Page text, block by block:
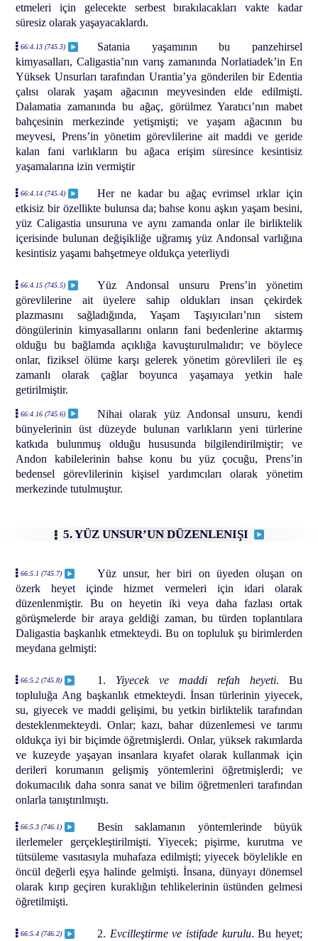
etmeleri için gelecekte serbest bırakılacakları vakte kadar
süresiz olarak yaşayacaklardı.
66:4.13 (745.3)
Satania yaşamının bu panzehirsel
kimyasalları, Caligastia’nın varış zamanında Norlatiadek’in En
Yüksek Unsurları tarafından Urantia’ya gönderilen bir Edentia
çalısı olarak yaşam ağacının meyvesinden elde edilmişti.
Dalamatia zamanında bu ağaç, görülmez Yaratıcı’nın mabet
bahçesinin merkezinde yetişmişti; ve yaşam ağacının bu
meyvesi, Prens’in yönetim görevlilerine ait maddi ve geride
kalan fani varlıkların bu ağaca erişim süresince kesintisiz
yaşamalarına izin vermiştir
66:4.14 (745.4)
Her ne kadar bu ağaç evrimsel ırklar için
etkisiz bir özellikte bulunsa da; bahse konu aşkın yaşam besini,
yüz Caligastia unsuruna ve aynı zamanda onlar ile birliktelik
içerisinde bulunan değişikliğe uğramış yüz Andonsal varlığına
kesintisiz yaşamı bahşetmeye oldukça yeterliydi
66:4.15 (745.5)
Yüz Andonsal unsuru Prens’in yönetim
görevlilerine ait üyelere sahip oldukları insan çekirdek
plazmasını sağladığında, Yaşam Taşıyıcıları’nın sistem
döngülerinin kimyasallarını onların fani bedenlerine aktarmış
olduğu bu bağlamda açıklığa kavuşturulmalıdır; ve böylece
onlar, fiziksel ölüme karşı gelerek yönetim görevlileri ile eş
zamanlı olarak çağlar boyunca yaşamaya yetkin hale
getirilmiştir.
66:4.16 (745.6)
Nihai olarak yüz Andonsal unsuru, kendi
bünyelerinin üst düzeyde bulunan varlıkların yeni türlerine
katkıda bulunmuş olduğu hususunda bilgilendirilmiştir; ve
Andon kabilelerinin bahse konu bu yüz çocuğu, Prens’in
bedensel görevlilerinin kişisel yardımcıları olarak yönetim
merkezinde tutulmuştur.
5. YÜZ UNSUR’UN DÜZENLENIŞI
66:5.1 (745.7)
Yüz unsur, her biri on üyeden oluşan on
özerk heyet içinde hizmet vermeleri için idari olarak
düzenlenmiştir. Bu on heyetin iki veya daha fazlası ortak
görüşmelerde bir araya geldiği zaman, bu türden toplantılara
Daligastia başkanlık etmekteydi. Bu on topluluk şu birimlerden
meydana gelmişti:
66:5.2 (745.8) 1. Yiyecek ve maddi refah heyeti. Bu
topluluğa Ang başkanlık etmekteydi. İnsan türlerinin yiyecek,
su, giyecek ve maddi gelişimi, bu yetkin birliktelik tarafından
desteklenmekteydi. Onlar; kazı, bahar düzenlemesi ve tarımı
oldukça iyi bir biçimde öğretmişlerdi. Onlar, yüksek rakımlarda
ve kuzeyde yaşayan insanlara kıyafet olarak kullanmak için
derileri korumanın gelişmiş yöntemlerini öğretmişlerdi; ve
dokumacılık daha sonra sanat ve bilim öğretmenleri tarafından
onlarla tanıştırılmıştı.
66:5.3 (746.1)
Besin saklamanın yöntemlerinde büyük
ilerlemeler gerçekleştirilmişti. Yiyecek; pişirme, kurutma ve
tütsüleme vasıtasıyla muhafaza edilmişti; yiyecek böylelikle en
öncül değerli eşya halinde gelmişti. İnsana, dünyayı dönemsel
olarak kırıp geçiren kuraklığın tehlikelerinin üstünden gelmesi
öğretilmişti.
66:5.4 (746.2) 2. Evcilleştirme ve istifade kurulu. Bu heyet;